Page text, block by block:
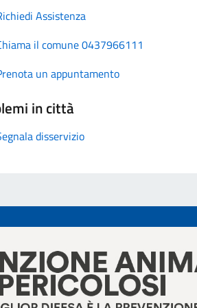
Assistenza
il comune 0437966111
un appuntamento
in città
disservizio